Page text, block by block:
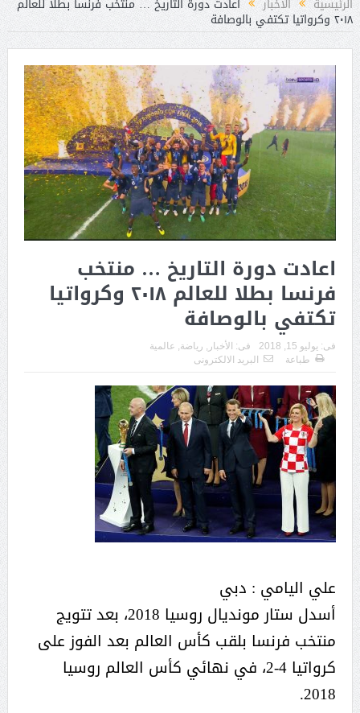
٢٠١٨ وكرواتيا تكتفي بالوصافة
اعادت دورة التاريخ … منتخب
فرنسا بطلا للعالم ٢٠١٨ وكرواتيا
تكتفي بالوصافة
فى: يوليو 15, 2018 فى: الأخبار , رياضة, عالمية
طباعة
البريد الالكترونى
علي اليامي : دبي
أسدل ستار مونديال روسيا 2018، بعد تتويج
منتخب فرنسا بلقب كأس العالم بعد الفوز على
كرواتيا 4-2، في نهائي كأس العالم روسيا
2018.